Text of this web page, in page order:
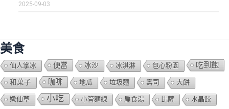
2025-09-03
美食
仙人掌冰 便當 冰沙 冰淇淋 包心粉園 吃到飽
和菓子 咖啡 地瓜 垃圾麵 壽司 大餅
嫰仙草 小吃 小管麵線 扁食湯 比薩 水晶餃